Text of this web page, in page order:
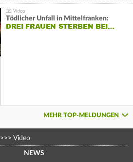
Tödlicher Unfall in Mittelfranken:
DREI FRAUEN STERBEN BEI…
MEHR TOP-MELDUNGEN
>>> Video
NEWS